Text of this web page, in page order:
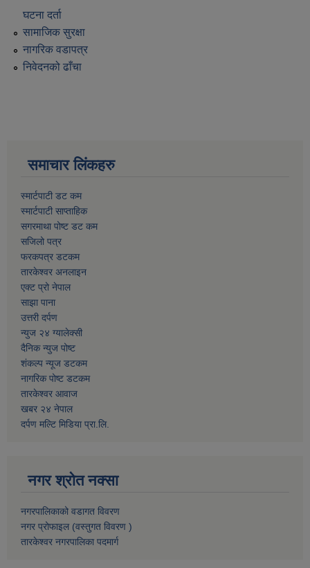
घटना दर्ता
सामाजिक सुरक्षा
नागरिक वडापत्र
निवेदनको ढाँचा
समाचार लिंकहरु
स्मार्टपाटी डट कम
स्मार्टपाटी साप्ताहिक
सगरमाथा पोष्ट डट कम
सजिलो पत्र
फरकपत्र डटकम
तारकेश्वर अनलाइन
एक्ट प्रो नेपाल
साझा पाना
उत्तरी दर्पण
न्युज २४ ग्यालेक्सी
दैनिक न्युज पोष्ट
शंकल्प न्यूज डटकम
नागरिक पोष्ट डटकम
तारकेश्वर आवाज
खबर २४ नेपाल
दर्पण मल्टि मिडिया प्रा.लि.
नगर श्रोत नक्सा
नगरपालिकाको वडागत विवरण
नगर प्रोफाइल (वस्तुगत विवरण )
तारकेश्वर नगरपालिका पदमार्ग